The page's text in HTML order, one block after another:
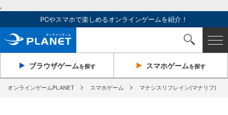
,
PCやスマホで楽しめるオンラインゲームを紹介！
ブラウザゲームを探す スマホゲームを探す
オンラインゲームPLANET スマホゲーム マナシスリフレイン(マナリフ)